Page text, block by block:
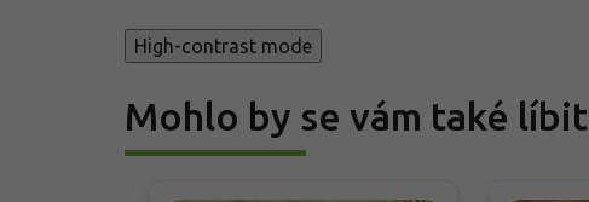
High-contrast mode
Mohlo by se vám také líbit